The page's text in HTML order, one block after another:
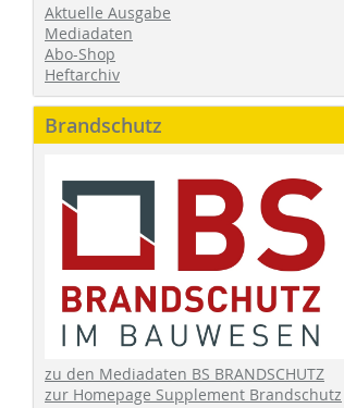
Aktuelle Ausgabe
Mediadaten
Abo-Shop
Heftarchiv
Brandschutz
zu den Mediadaten BS BRANDSCHUTZ
zur Homepage Supplement Brandschutz